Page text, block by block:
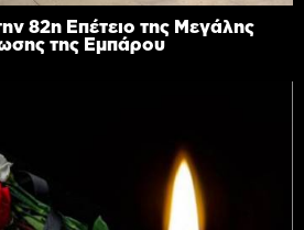
82η Επέτειο της Μεγάλης
της Εμπάρου